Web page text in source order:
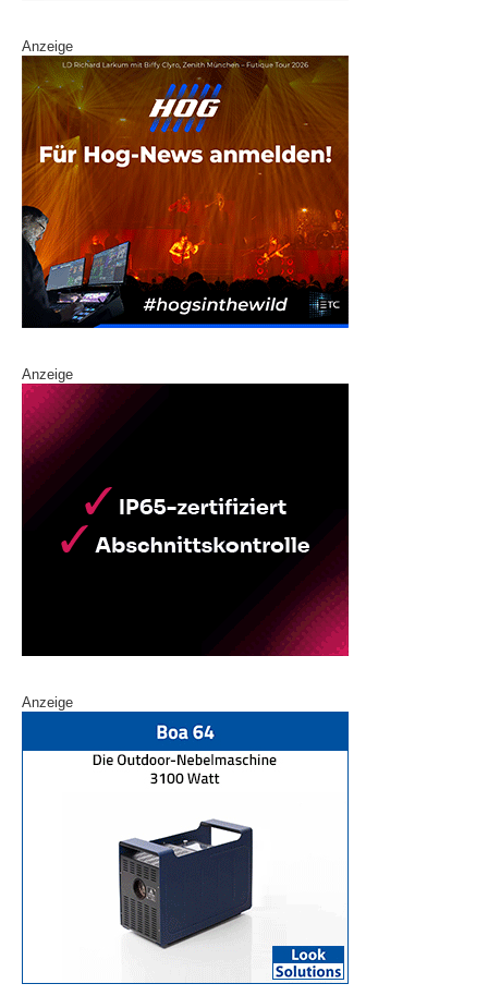
Anzeige
Anzeige
Anzeige